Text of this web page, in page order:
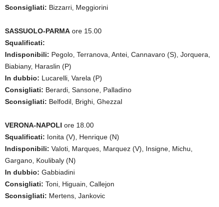
Sconsigliati: Bizzarri, Meggiorini
SASSUOLO-PARMA ore 15.00
Squalificati:
Indisponibili: Pegolo, Terranova, Antei, Cannavaro (S), Jorquera,
Biabiany, Haraslin (P)
In dubbio: Lucarelli, Varela (P)
Consigliati: Berardi, Sansone, Palladino
Sconsigliati: Belfodil, Brighi, Ghezzal
VERONA-NAPOLI ore 18.00
Squalificati: Ionita (V), Henrique (N)
Indisponibili: Valoti, Marques, Marquez (V), Insigne, Michu,
Gargano, Koulibaly (N)
In dubbio: Gabbiadini
Consigliati: Toni, Higuain, Callejon
Sconsigliati: Mertens, Jankovic